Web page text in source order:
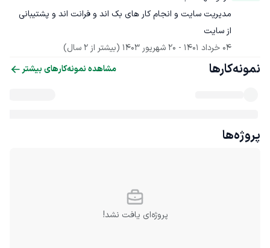
مدیریت سایت و انجام کار های بک اند و فرانت اند و پشتیبانی
از سایت
04 خرداد 1401
- 20 شهریور 1403 (بیشتر از 2 سال)
نمونه‌کارها مشاهده نمونه‌کارهای بیشتر
پروژه‌ها
پروژه‌ای یافت نشد!